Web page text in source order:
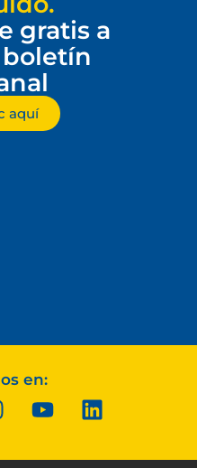
gratis a
aquí
en: